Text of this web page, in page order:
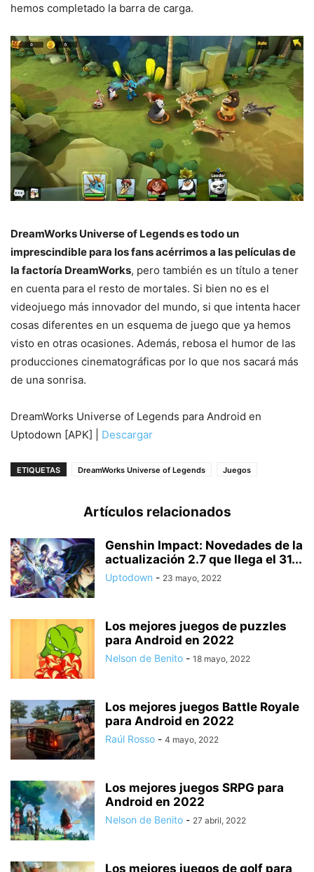
hemos completado la barra de carga.
DreamWorks Universe of Legends es todo un
imprescindible para los fans acérrimos a las películas de
la factoría DreamWorks, pero también es un título a tener
en cuenta para el resto de mortales. Si bien no es el
videojuego más innovador del mundo, si que intenta hacer
cosas diferentes en un esquema de juego que ya hemos
visto en otras ocasiones. Además, rebosa el humor de las
producciones cinematográficas por lo que nos sacará más
de una sonrisa.
DreamWorks Universe of Legends para Android en
Uptodown [APK] | Descargar
ETIQUETAS DreamWorks Universe of Legends Juegos
Artículos relacionados
Genshin Impact: Novedades de la
actualización 2.7 que llega el 31...
Uptodown - 23 mayo, 2022
Los mejores juegos de puzzles
para Android en 2022
Nelson de Benito - 18 mayo, 2022
Los mejores juegos Battle Royale
para Android en 2022
Raúl Rosso - 4 mayo, 2022
Los mejores juegos SRPG para
Android en 2022
Nelson de Benito - 27 abril, 2022
Los mejores juegos de golf para